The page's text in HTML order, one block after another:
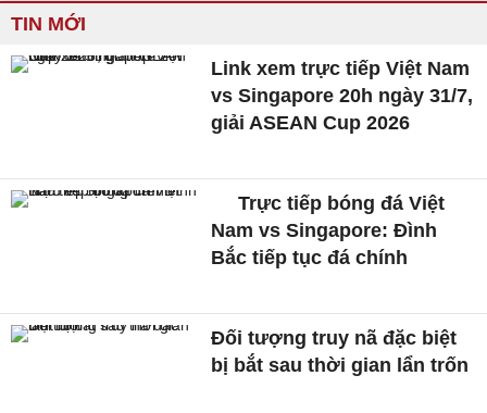
TIN MỚI
Link xem trực tiếp Việt Nam
vs Singapore 20h ngày 31/7,
giải ASEAN Cup 2026
Trực tiếp bóng đá Việt
Nam vs Singapore: Đình
Bắc tiếp tục đá chính
Đối tượng truy nã đặc biệt
bị bắt sau thời gian lẩn trốn